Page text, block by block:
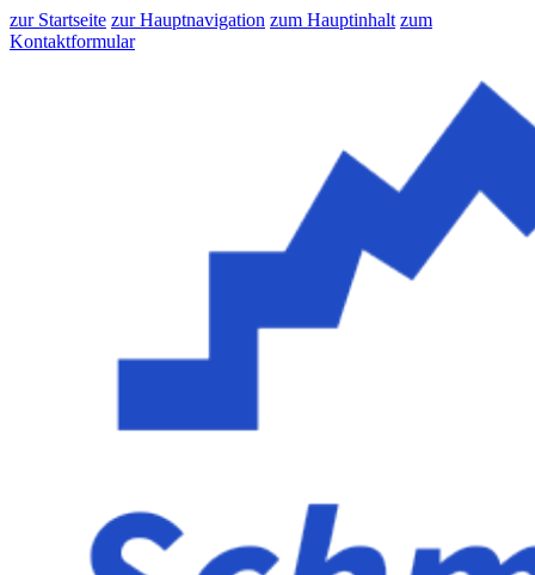
zur Startseite zur Hauptnavigation zum Hauptinhalt zum
Kontaktformular